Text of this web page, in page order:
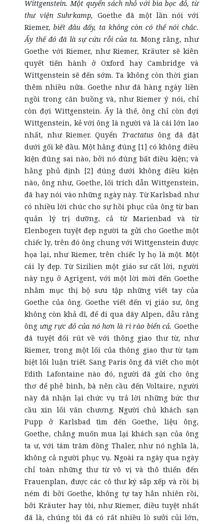
Wittgenstein. Một quyển sách nhỏ với bìa bọc đỏ, từ
thư viện Suhrkamp, Goethe đã một lần nói với
Riemer,biết đâu đấy, ta không còn có thể nói chắc.
Ấy thế đó đã là sự cứu rỗi của ta. Mong rằng, như
Goethe với Riemer, như Riemer, Kräuter sẽ kiên
quyết tiến hành ở Oxford hay Cambridge và
Wittgenstein sẽ đến sớm. Ta không còn thời gian
thêm nhiều nữa. Goethe như đã hàng ngày liền
ngồi trong căn buồng và, như Riemer ý nói, chỉ
còn đợi Wittgenstein. Ấy là thế, ông chỉ còn đợi
Wittgenstein, kẻ với ông là người và là cái lớn lao
nhất, như Riemer. Quyển Tractatusông đã đặt
dưới gối kê đầu. Một hằng đúng [1] có không điều
kiện đúng sai nào, bởi nó đúng bất điều kiện; và
hằng phủ định [2] đúng dưới không điều kiện
nào, ông như, Goethe, lối trích dẫn Wittgenstein,
đã hay nói vào những ngày này. Từ Karlsbad như
có nhiều lời chúc cho sự hồi phục của ông từ ban
quản lý trị dưỡng, cả từ Marienbad và từ
Elenbogen tuyệt đẹp người ta gửi cho Goethe một
chiếc ly, trên đó ông chung với Wittgenstein được
họa lại, như Riemer, trên chiếc ly họ là một. Một
cái ly đẹp. Từ Sizilien một giáo sư cất lời, người
này ngụ ở Agrigent, với một lời mời đến Goethe
nhằm mục thị bộ sưu tập những viết tay của
Goethe của ông. Goethe viết đến vị giáo sư, ông
không còn khả dĩ, để đi qua dãy Alpen, dẫu rằng
ông ưng rực đỏ của nó hơn là rì rào biển cả. Goethe
đã tuyệt đối rút về với thông giao thư từ, như
Riemer, trong một lối của thông giao thư từ tạm
biệt lối luận triết. Sang Paris ông đã viết cho một
Edith Lafontaine nào đó, người đã gửi cho ông
thơ để phê bình, bà nên cầu đến Voltaire, người
này đã nhận lại chức vụ trả lời những bức thư
cầu xin lối văn chương. Người chủ khách sạn
Pupp ở Karlsbad tìm đến Goethe, liệu ông,
Goethe, chẳng muốn mua lại khách sạn của ông
ta ư, với tám trăm đồng Thaler, như nó nghĩa là,
không cả người phục vụ. Ngoài ra ngày qua ngày
chỉ toàn những thư từ vô vị và thô thiển đến
Frauenplan, được các cô thư ký sắp xếp và rồi bị
ném đi bởi Goethe, không tự tay hẳn nhiên rồi,
bởi Kräuter hay tôi, như Riemer, điều tuyệt nhất
đã là, chúng tôi đã có rất nhiều lò sưởi củi lớn,